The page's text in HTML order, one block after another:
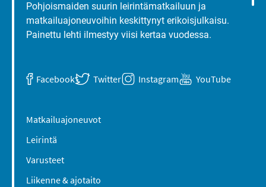
Pohjoismaiden suurin leirintämatkailuun ja
matkailuajoneuvoihin keskittynyt erikoisjulkaisu.
Painettu lehti ilmestyy viisi kertaa vuodessa.
Facebook Twitter Instagram YouTube
Matkailuajoneuvot
Leirintä
Varusteet
Liikenne & ajotaito